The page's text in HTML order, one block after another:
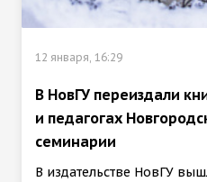
12 января, 16:29
В НовГУ переиздали
и педагогах
семинарии
В издательстве НовГУ